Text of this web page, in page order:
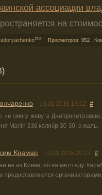
ассоциации
на
37,8 Просмотров: 952
13.01.2015 18:12
#
не смогу живу в
Marlin 336 калибр 30-30, а жаль.
Крамар 13.01.2015 20:27
#
не из Киева, но на матч еду.
предоставляются